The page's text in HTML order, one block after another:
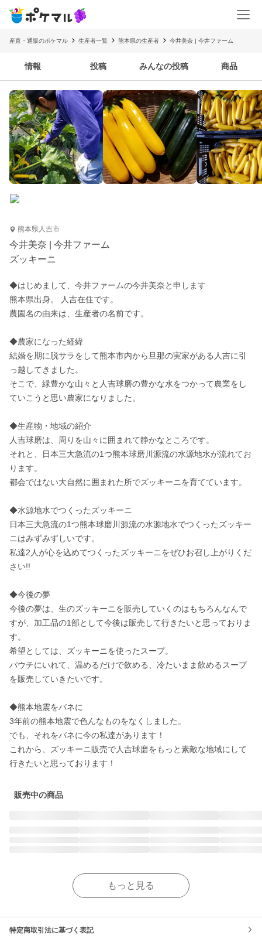
産直・通販のポケマル 生産者一覧 熊本県の生産者 今井美奈 | 今井ファーム
情報 投稿 みんなの投稿 商品
熊本県人吉市
今井美奈 | 今井ファーム
ズッキーニ
◆はじめまして、今井ファームの今井美奈と申します
熊本県出身。 人吉在住です。
農園名の由来は、生産者の名前です。
◆農家になった経緯
結婚を期に脱サラをして熊本市内から旦那の実家がある人吉に引
っ越してきました。
そこで、緑豊かな山々と人吉球磨の豊かな水をつかって農業をし
ていこうと思い農家になりました。
◆生産物・地域の紹介
人吉球磨は、周りを山々に囲まれて静かなところです。
それと、日本三大急流の1つ熊本球磨川源流の水源地水が流れてお
ります。
都会ではない大自然に囲まれた所でズッキーニを育てています。
◆水源地水でつくったズッキーニ
日本三大急流の1つ熊本球磨川源流の水源地水でつくったズッキー
ニはみずみずしいです。
私達2人が心を込めてつくったズッキーニをぜひお召し上がりくだ
さい!!
◆今後の夢
今後の夢は、生のズッキーニを販売していくのはもちろんなんで
すが、加工品の1部として今後は販売して行きたいと思っておりま
す。
希望としては、ズッキーニを使ったスープ。
パウチにいれて、温めるだけで飲める、冷たいまま飲めるスープ
を販売していきたいです。
◆熊本地震をバネに
3年前の熊本地震で色んなものをなくしました。
でも、それをバネに今の私達があります！
これから、ズッキーニ販売で人吉球磨をもっと素敵な地域にして
行きたいと思っております！
販売中の商品
もっと見る
特定商取引法に基づく表記